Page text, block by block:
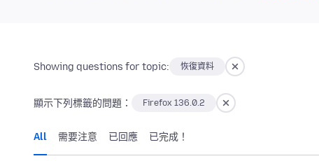
Showing questions for topic: 恢復資料
顯示下列標籤的問題： Firefox 136.0.2
All 需要注意 已回應 已完成！